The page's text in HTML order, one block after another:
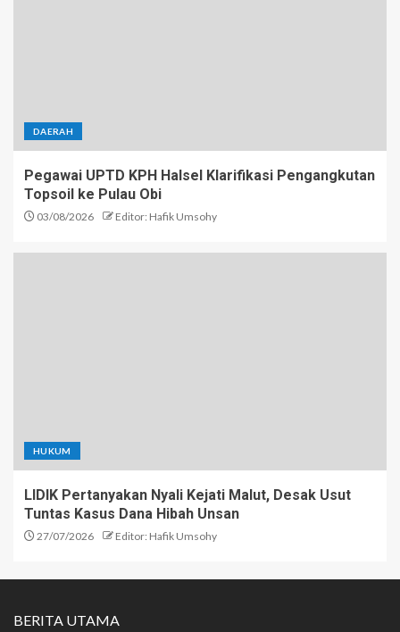
DAERAH
Pegawai UPTD KPH Halsel Klarifikasi Pengangkutan
Topsoil ke Pulau Obi
03/08/2026 Editor: Hafik Umsohy
HUKUM
LIDIK Pertanyakan Nyali Kejati Malut, Desak Usut
Tuntas Kasus Dana Hibah Unsan
27/07/2026 Editor: Hafik Umsohy
BERITA UTAMA